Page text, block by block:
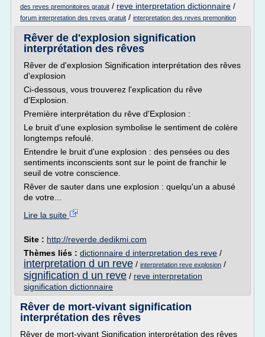
des reves premonitoires gratuit / reve interpretation dictionnaire /
forum interpretation des reves gratuit / interpretation des reves premonition
Rêver de d'explosion signification
interprétation des rêves
Rêver de d'explosion Signification interprétation des rêves
d'explosion
Ci-dessous, vous trouverez l'explication du rêve
d'Explosion.
Première interprétation du rêve d'Explosion :
Le bruit d'une explosion symbolise le sentiment de colère
longtemps refoulé.
Entendre le bruit d'une explosion : des pensées ou des
sentiments inconscients sont sur le point de franchir le
seuil de votre conscience.
Rêver de sauter dans une explosion : quelqu'un a abusé
de votre...
Lire la suite
Site : http://reverde.dedikmi.com
Thèmes liés : dictionnaire d interpretation des reve /
interpretation d un reve / interpretation reve explosion /
signification d un reve / reve interpretation
signification dictionnaire
Rêver de mort-vivant signification
interprétation des rêves
Rêver de mort-vivant Signification interprétation des rêves